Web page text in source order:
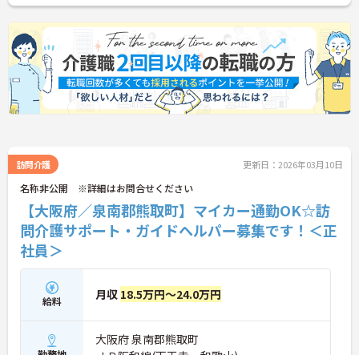
訪問介護 更新日：2026年03月10日
名称非公開 ※詳細はお問合せください
【大阪府／泉南郡熊取町】マイカー通勤OK☆訪
問介護サポート・ガイドヘルパー募集です！＜正
社員＞
給料 月収 18.5万円～24.0万円
大阪府 泉南郡熊取町